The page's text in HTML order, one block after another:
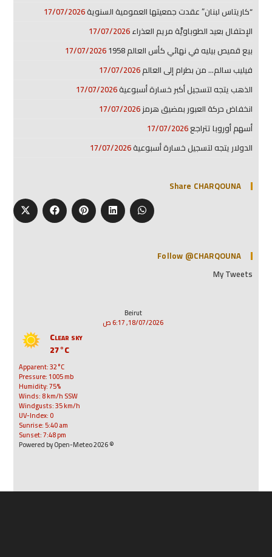
“كاريتاس لبنان” عقدت جمعيتها العمومية السنوية17/07/2026
الإحتفال بعيد الطوباويَّة مريم العذراء17/07/2026
بيع قميص بيليه في نهائي كأس العالم 1958
17/07/2026
فيليب سالم… من بطرام إلى العالم17/07/2026
الذهب يتجه لتسجيل أكبر خسارة أسبوعية17/07/2026
انخفاض حركة العبور بمضيق هرمز17/07/2026
أسهم أوروبا تتراجع17/07/2026
الدولار يتجه لتسجيل خسارة أسبوعية17/07/2026
Share CHARQOUNA
Follow @CHARQOUNA
My Tweets
Beirut
18/07/2026, 6:17 ص
Clear sky
27°C
Apparent: 32°C
Pressure: 1005 mb
Humidity: 75%
Winds: 8 km/h SSW
Windgusts: 35 km/h
UV-Index: 0
Sunrise: 5:40 am
Sunset: 7:48 pm
© 2026 Powered by Open-Meteo